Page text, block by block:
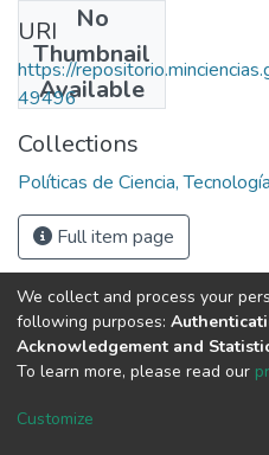
No
Thumbnail
Available
URI
https://
49496
Collections
Políticas de Ciencia,
Full item page
DSpace software
Cookie
We collect and process your
following purposes:
Acknowledgement and
To learn more, please read our
Customize